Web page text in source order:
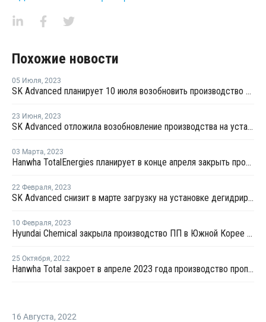
Похожие новости
05 Июля, 2023
SK Advanced планирует 10 июля возобновить производство пропилена в Ульсане
23 Июня, 2023
SK Advanced отложила возобновление производства на установке по дегидрированию пропана в Ульсане
03 Марта, 2023
Hanwha TotalEnergies планирует в конце апреля закрыть производство ПЭ и ПП в Даэсане на ремонт
22 Февраля, 2023
SK Advanced снизит в марте загрузку на установке дегидрирования пропана в Ульсане
10 Февраля, 2023
Hyundai Chemical закрыла производство ПП в Южной Корее на ремонт
25 Октября, 2022
Hanwha Total закроет в апреле 2023 года производство пропилена в Южной Корее на ремонт
16 Августа, 2022